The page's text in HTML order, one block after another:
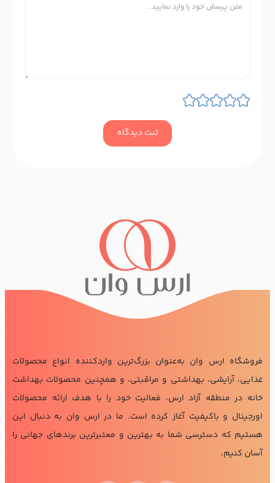
ثبت دیدگاه
فروشگاه ارس وان به‌عنوان بزرگ‌ترین واردکننده انواع محصولات
غذایی، آرایشی، بهداشتی و مراقبتی، و همچنین محصولات بهداشت
خانه در منطقه آزاد ارس، فعالیت خود را با هدف ارائه محصولات
اورجینال و باکیفیت آغاز کرده است. ما در ارس وان به دنبال این
هستیم که دسترسی شما به بهترین و معتبرترین برندهای جهانی را
آسان کنیم.